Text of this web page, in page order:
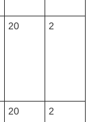
20 2
20 2